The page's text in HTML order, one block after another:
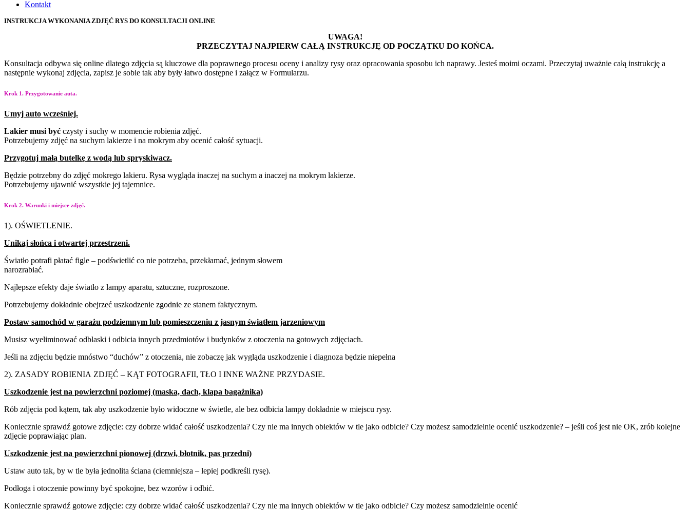
Kontakt
INSTRUKCJA WYKONANIA ZDJĘĆ RYS DO KONSULTACJI ONLINE
UWAGA!
PRZECZYTAJ NAJPIERW CAŁĄ INSTRUKCJĘ OD POCZĄTKU DO KOŃCA.
Konsultacja odbywa się online dlatego zdjęcia są kluczowe dla poprawnego procesu oceny i analizy rysy oraz opracowania sposobu ich naprawy. Jesteś moimi oczami. Przeczytaj uważnie całą instrukcję a
następnie wykonaj zdjęcia, zapisz je sobie tak aby były łatwo dostępne i załącz w Formularzu.
Krok 1. Przygotowanie auta.
Umyj auto wcześniej.
Lakier musi być czysty i suchy w momencie robienia zdjęć.
Potrzebujemy zdjęć na suchym lakierze i na mokrym aby ocenić całość sytuacji.
Przygotuj małą butelkę z wodą lub spryskiwacz.
Będzie potrzebny do zdjęć mokrego lakieru. Rysa wygląda inaczej na suchym a inaczej na mokrym lakierze.
Potrzebujemy ujawnić wszystkie jej tajemnice.
Krok 2. Warunki i miejsce zdjęć.
1). OŚWIETLENIE.
Unikaj słońca i otwartej przestrzeni.
Światło potrafi płatać figle – podświetlić co nie potrzeba, przekłamać, jednym słowem
narozrabiać.
Najlepsze efekty daje światło z lampy aparatu, sztuczne, rozproszone.
Potrzebujemy dokładnie obejrzeć uszkodzenie zgodnie ze stanem faktycznym.
Postaw samochód w garażu podziemnym lub pomieszczeniu z jasnym światłem jarzeniowym
Musisz wyeliminować odblaski i odbicia innych przedmiotów i budynków z otoczenia na gotowych zdjęciach.
Jeśli na zdjęciu będzie mnóstwo “duchów” z otoczenia, nie zobaczę jak wygląda uszkodzenie i diagnoza będzie niepełna
2). ZASADY ROBIENIA ZDJĘĆ – KĄT FOTOGRAFII, TŁO I INNE WAŻNE PRZYDASIE.
Uszkodzenie jest na powierzchni poziomej (maska, dach, klapa bagażnika)
Rób zdjęcia pod kątem, tak aby uszkodzenie było widoczne w świetle, ale bez odbicia lampy dokładnie w miejscu rysy.
Koniecznie sprawdź gotowe zdjęcie: czy dobrze widać całość uszkodzenia? Czy nie ma innych obiektów w tle jako odbicie? Czy możesz samodzielnie ocenić uszkodzenie? – jeśli coś jest nie OK, zrób kolejne
zdjęcie poprawiając plan.
Uszkodzenie jest na powierzchni pionowej (drzwi, błotnik, pas przedni)
Ustaw auto tak, by w tle była jednolita ściana (ciemniejsza – lepiej podkreśli rysę).
Podłoga i otoczenie powinny być spokojne, bez wzorów i odbić.
Koniecznie sprawdź gotowe zdjęcie: czy dobrze widać całość uszkodzenia? Czy nie ma innych obiektów w tle jako odbicie? Czy możesz samodzielnie ocenić